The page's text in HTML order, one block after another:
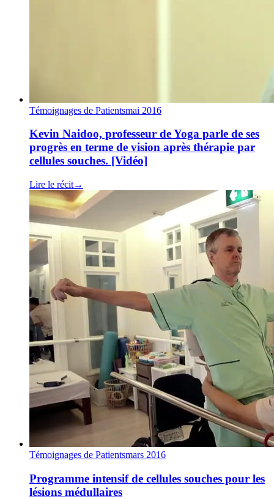
Témoignages de Patientsmai 2016
Kevin Naidoo, professeur de Yoga parle de ses
progrès en terme de vision après thérapie par
cellules souches. [Vidéo]
Lire le récit→
Témoignages de Patientsmars 2016
Programme intensif de cellules souches pour les
lésions médullaires